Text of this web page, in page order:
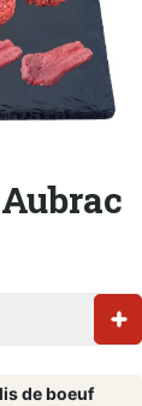
de boeuf